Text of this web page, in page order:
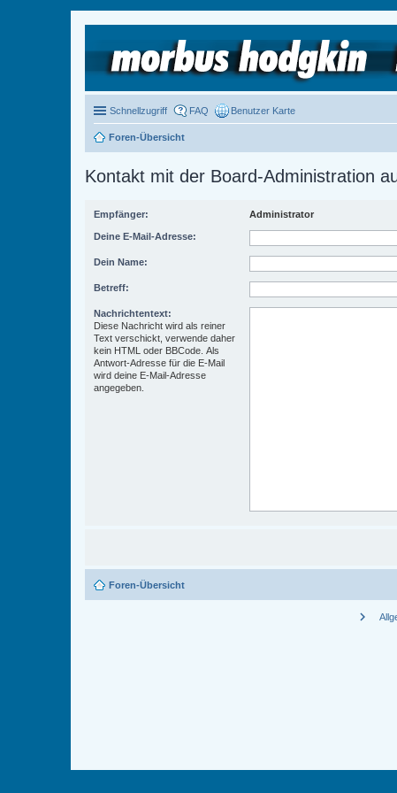
Schnellzugriff FAQ Benutzer Karte
Foren-Übersicht
Kontakt mit der Board-Administration
Empfänger: Administrator
Deine E-Mail-Adresse:
Dein Name:
Betreff:
Nachrichtentext:
Diese Nachricht wird als reiner
Text verschickt, verwende daher
kein HTML oder BBCode. Als
Antwort-Adresse für die E-Mail
wird deine E-Mail-Adresse
angegeben.
Foren-Übersicht
chevron_right